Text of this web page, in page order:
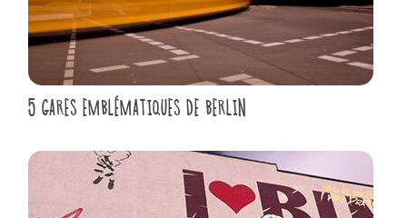
5 GARES EMBLÉMATIQUES DE BERLIN